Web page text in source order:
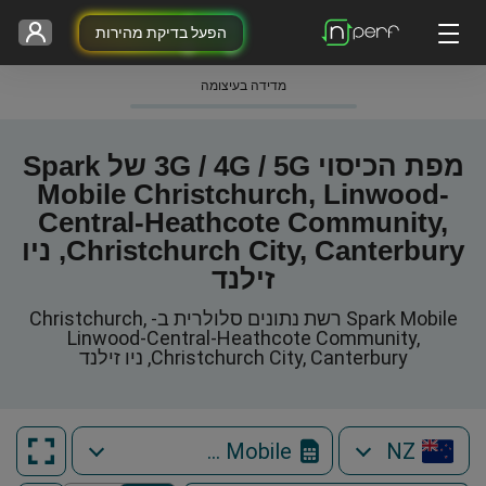
הפעל בדיקת מהירות
מדידה בעיצומה
מפת הכיסוי 3G / 4G / 5G של Spark
Mobile Christchurch, Linwood-
Central-Heathcote Community,
Christchurch City, Canterbury, ניו
זילנד
Spark Mobile רשת נתונים סלולרית ב- Christchurch,
Linwood-Central-Heathcote Community,
Christchurch City, Canterbury, ניו זילנד
NZ
Spark Mobile